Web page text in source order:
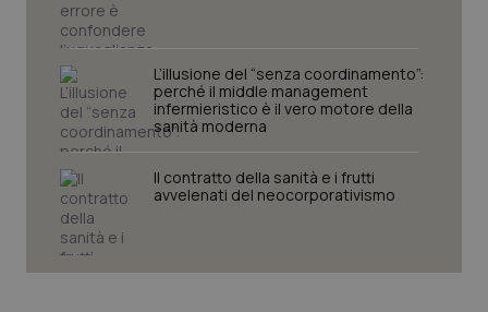
L’illusione del “senza coordinamento”:
perché il middle management
infermieristico è il vero motore della
sanità moderna
Il contratto della sanità e i frutti
avvelenati del neocorporativismo
Necessari Statistici
I cookie necessari contribuiscono a rendere fruibile il
sito web abilitandone funzionalità di base quali la
navigazione sulle pagine e l'accesso alle aree
funzionare correttamente senza questi cookie.
Nome
Fornitore/Dominio